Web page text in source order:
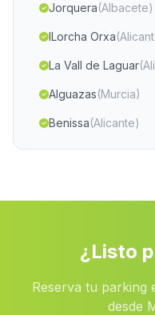
Jorquera(Albacete)
lLorcha Orxa
La Vall de Laguar
Alguazas(Murcia)
Benissa(Alicante)
Aielo de Rugat
lÈnova(Valencia)
Torremanzanas La
¿Listo
Reserva tu parking
desde